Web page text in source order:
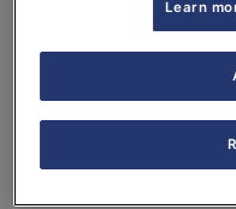
adicional comoLearn